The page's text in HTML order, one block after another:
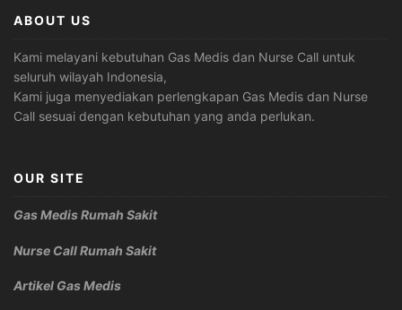
ABOUT US
Kami melayani kebutuhan Gas Medis dan Nurse Call untuk
seluruh wilayah Indonesia,
Kami juga menyediakan perlengkapan Gas Medis dan Nurse
Call sesuai dengan kebutuhan yang anda perlukan.
OUR SITE
Gas Medis Rumah Sakit
Nurse Call Rumah Sakit
Artikel Gas Medis